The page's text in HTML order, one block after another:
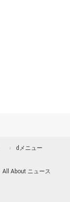
dメニュー
All About ニュース